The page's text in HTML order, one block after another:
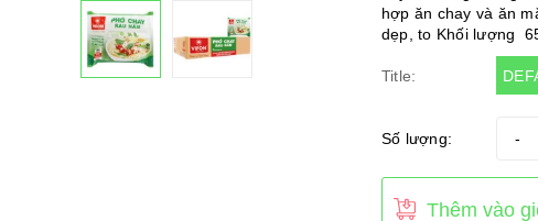
hợp ăn chay và ăn
dẹp, to Khối lượng
Title:
Số lượng: -
Thêm vào